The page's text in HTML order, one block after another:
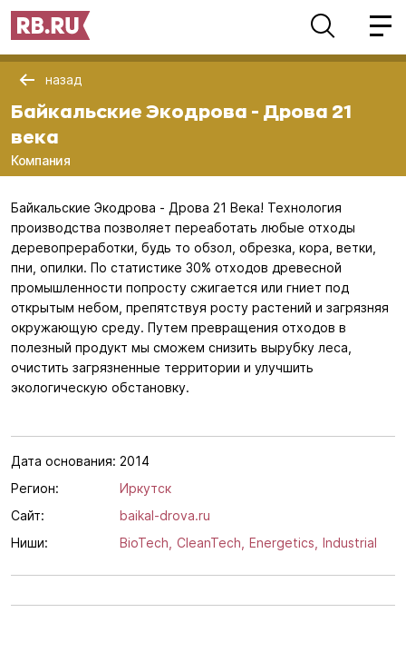
назад
Байкальские Экодрова - Дрова 21
века
Компания
Байкальские Экодрова - Дрова 21 Века! Технология
производства позволяет переаботать любые отходы
деревопреработки, будь то обзол, обрезка, кора, ветки,
пни, опилки. По статистике 30% отходов древесной
промышленности попросту сжигается или гниет под
открытым небом, препятствуя росту растений и загрязняя
окружающую среду. Путем превращения отходов в
полезный продукт мы сможем снизить вырубку леса,
очистить загрязненные территории и улучшить
экологическую обстановку.
Дата основания: 2014
Регион:
Иркутск
Сайт:
baikal-drova.ru
Ниши:
BioTech, CleanTech, Energetics, Industrial